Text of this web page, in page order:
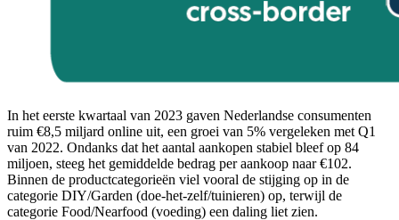
In het eerste kwartaal van 2023 gaven Nederlandse consumenten
ruim €8,5 miljard online uit, een groei van 5% vergeleken met Q1
van 2022. Ondanks dat het aantal aankopen stabiel bleef op 84
miljoen, steeg het gemiddelde bedrag per aankoop naar €102.
Binnen de productcategorieën viel vooral de stijging op in de
categorie DIY/Garden (doe-het-zelf/tuinieren) op, terwijl de
categorie Food/Nearfood (voeding) een daling liet zien.